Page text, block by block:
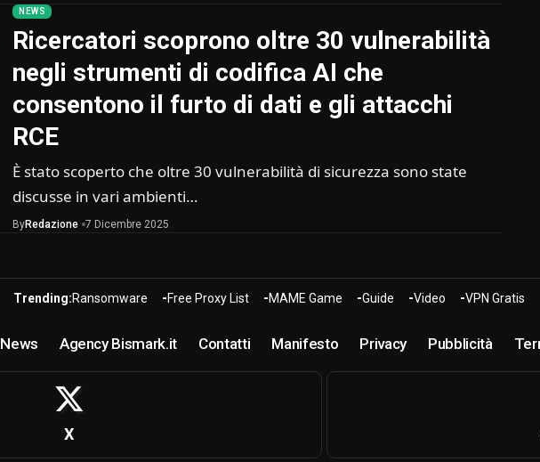
NEWS
Ricercatori scoprono oltre 30 vulnerabilità
negli strumenti di codifica AI che
consentono il furto di dati e gli attacchi
RCE
È stato scoperto che oltre 30 vulnerabilità di sicurezza sono state
discusse in vari ambienti…
ByRedazione 7 Dicembre 2025
Trending:Ransomware Free Proxy List MAME Game Guide Video VPN Gratis
News Agency Bismark.it Contatti Manifesto Privacy Pubblicità
X